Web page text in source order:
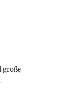
große